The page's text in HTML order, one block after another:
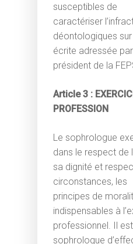
susceptibles de
caractériser
déontologiques
écrite adressée
président de la
Article 3 :
PROFESSION
Le sophrologue
dans le respect de
sa dignité et
circonstances, les
principes de
indispensables à
professionnel. Il
sophrologue